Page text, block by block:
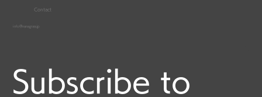
Contact
info@nanagrass.jp
Subscribe to